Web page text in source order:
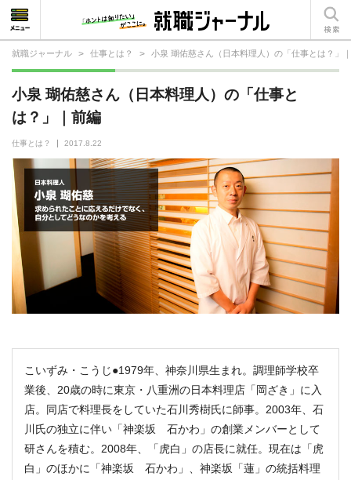
就職ジャーナル > 仕事とは？ > 小泉 瑚佑慈さん（日本料理人）の「仕事とは？」
小泉 瑚佑慈さん（日本料理人）の「仕事と
は？」｜前編
仕事とは？ 2017.8.22
こいずみ・こうじ●1979年、神奈川県生まれ。調理師学校卒
業後、20歳の時に東京・八重洲の日本料理店「岡ざき」に入
店。同店で料理長をしていた石川秀樹氏に師事。2003年、石
川氏の独立に伴い「神楽坂 石かわ」の創業メンバーとして
研さんを積む。2008年、「虎白」の店長に就任。現在は「虎
白」のほかに「神楽坂 石かわ」、神楽坂「蓮」の統括料理
就活相談
就活ノウハウ
仕事の選び方・ヒント
就活コラム